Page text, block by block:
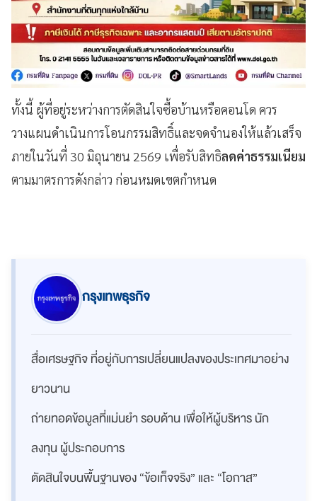
ทั้งนี้ ผู้ที่อยู่ระหว่างการตัดสินใจซื้อบ้านหรือคอนโด ควร
วางแผนดำเนินการโอนกรรมสิทธิ์และจดจำนองให้แล้วเสร็จ
ภายในวันที่ 30 มิถุนายน 2569 เพื่อรับสิทธิลดค่าธรรมเนียม
ตามมาตรการดังกล่าว ก่อนหมดเขตกำหนด
กรุงเทพธุรกิจ
สื่อเศรษฐกิจ ที่อยู่กับการเปลี่ยนแปลงของประเทศมาอย่าง
ยาวนาน
ถ่ายทอดข้อมูลที่แม่นยำ รอบด้าน เพื่อให้ผู้บริหาร นัก
ลงทุน ผู้ประกอบการ
ตัดสินใจบนพื้นฐานของ “ข้อเท็จจริง” และ “โอกาส”